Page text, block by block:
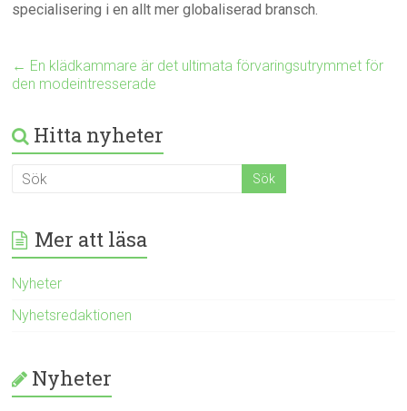
specialisering i en allt mer globaliserad bransch.
← En klädkammare är det ultimata förvaringsutrymmet för
den modeintresserade
Hitta nyheter
Mer att läsa
Nyheter
Nyhetsredaktionen
Nyheter